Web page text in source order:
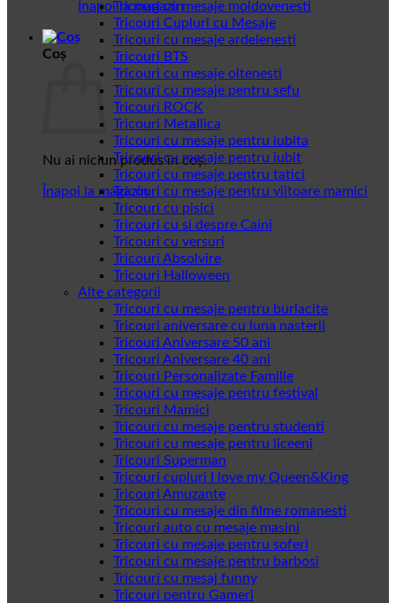
Înapoi la magazin
Coș
Nu ai niciun produs în coș.
Înapoi la magazin
Tricouri cu mesaje moldovenesti
Tricouri Cupluri cu Mesaje
Tricouri cu mesaje ardelenesti
Tricouri BTS
Tricouri cu mesaje oltenesti
Tricouri cu mesaje pentru sefu
Tricouri ROCK
Tricouri Metallica
Tricouri cu mesaje pentru iubita
Tricouri cu mesaje pentru iubit
Tricouri cu mesaje pentru tatici
Tricouri cu mesaje pentru viitoare mamici
Tricouri cu pisici
Tricouri cu si despre Caini
Tricouri cu versuri
Tricouri Absolvire
Tricouri Halloween
Alte categorii
Tricouri cu mesaje pentru burlacite
Tricouri aniversare cu luna nasterii
Tricouri Aniversare 50 ani
Tricouri Aniversare 40 ani
Tricouri Personalizate Familie
Tricouri cu mesaje pentru festival
Tricouri Mamici
Tricouri cu mesaje pentru studenti
Tricouri cu mesaje pentru liceeni
Tricouri Superman
Tricouri cupluri I love my Queen&King
Tricouri Amuzante
Tricouri cu mesaje din filme romanesti
Tricouri auto cu mesaje masini
Tricouri cu mesaje pentru soferi
Tricouri cu mesaje pentru barbosi
Tricouri cu mesaj funny
Tricouri pentru Gameri